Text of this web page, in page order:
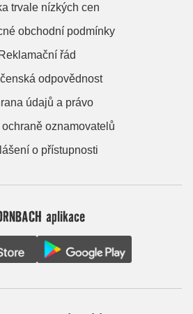
trvale nízkých cen
obchodní podmínky
Reklamační řád
odpovědnost
údajů a právo
oznamovatelů
o přístupnosti
aplikace